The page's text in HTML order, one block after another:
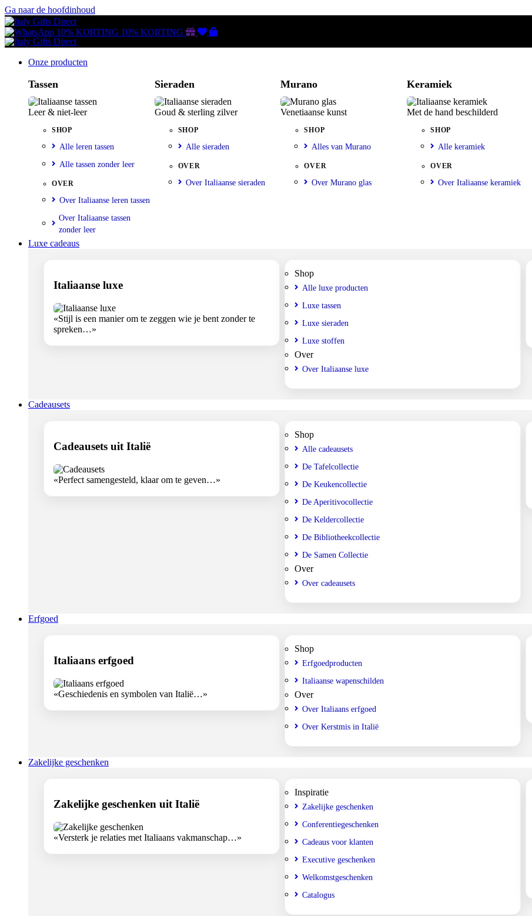
Ga naar de hoofdinhoud
10% KORTING 10% KORTING Gutscheine
Wunschliste
Warenkorb
Onze producten
Tassen
Leer & niet-leer
SHOP
Alle leren tassen
Alle tassen zonder leer
OVER
Over Italiaanse leren tassen
Over Italiaanse tassen
zonder leer
Sieraden
Goud & sterling zilver
SHOP
Alle sieraden
OVER
Over Italiaanse sieraden
Murano
Venetiaanse kunst
SHOP
Alles van Murano
OVER
Over Murano glas
Keramiek
Met de hand beschilderd
SHOP
Alle keramiek
OVER
Over Italiaanse keramiek
Luxe cadeaus
Italiaanse luxe
«Stijl is een manier om te zeggen wie je bent zonder te
spreken…»
Shop
Alle luxe producten
Luxe tassen
Luxe sieraden
Luxe stoffen
Over
Over Italiaanse luxe
Cadeausets
Cadeausets uit Italië
«Perfect samengesteld, klaar om te geven…»
Shop
Alle cadeausets
De Tafelcollectie
De Keukencollectie
De Aperitivocollectie
De Keldercollectie
De Bibliotheekcollectie
De Samen Collectie
Over
Over cadeausets
Erfgoed
Italiaans erfgoed
«Geschiedenis en symbolen van Italië…»
Shop
Erfgoedproducten
Italiaanse wapenschilden
Over
Over Italiaans erfgoed
Over Kerstmis in Italië
Zakelijke geschenken
Zakelijke geschenken uit Italië
«Versterk je relaties met Italiaans vakmanschap…»
Inspiratie
Zakelijke geschenken
Conferentiegeschenken
Cadeaus voor klanten
Executive geschenken
Welkomstgeschenken
Catalogus